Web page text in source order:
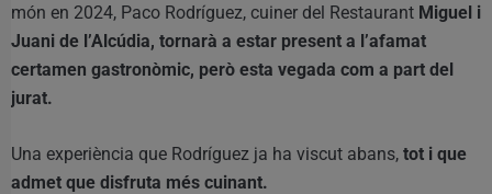
món en 2024, Paco Rodríguez, cuiner del Restaurant Miguel i
Juani de l’Alcúdia, tornarà a estar present a l’afamat
certamen gastronòmic, però esta vegada com a part del
jurat.
Una experiència que Rodríguez ja ha viscut abans, tot i que
admet que disfruta més cuinant.